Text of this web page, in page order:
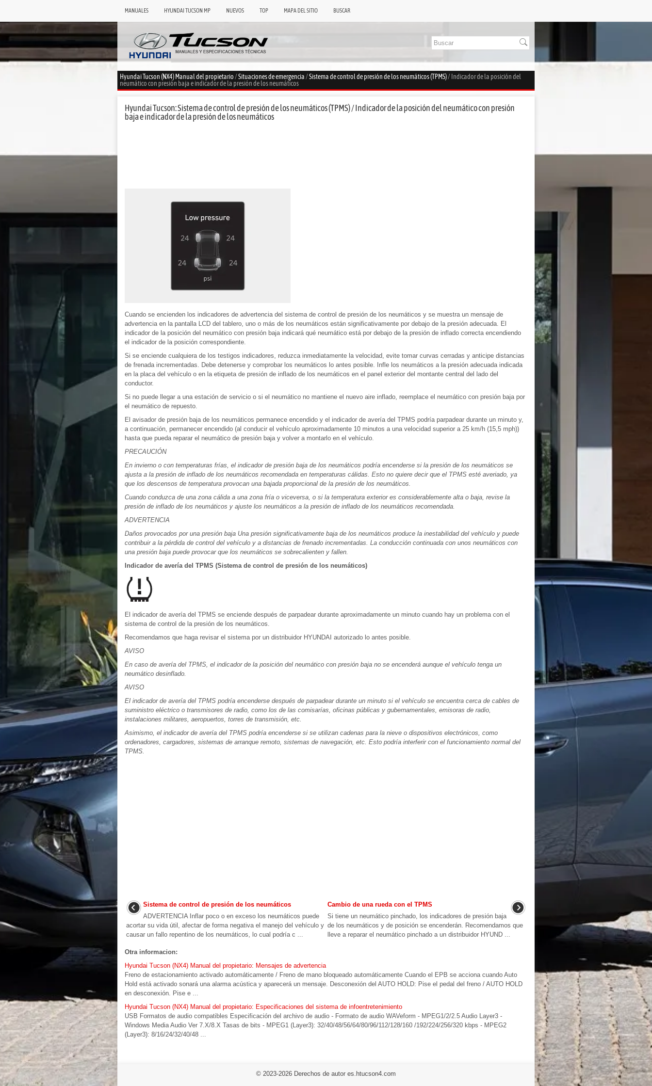
MANUALES HYUNDAI TUCSON MP NUEVOS TOP MAPA DEL SITIO BUSCAR
Hyundai Tucson (NX4) Manual del propietario/Situaciones de emergencia/Sistema de control de presión de los neumáticos (TPMS)/ Indicador de la posición del
neumático con presión baja e indicador de la presión de los neumáticos
Hyundai Tucson: Sistema de control de presión de los neumáticos (TPMS) / Indicador de la posición del neumático con presión
baja e indicador de la presión de los neumáticos
Cuando se encienden los indicadores de advertencia del sistema de control de presión de los neumáticos y se muestra un mensaje de
advertencia en la pantalla LCD del tablero, uno o más de los neumáticos están significativamente por debajo de la presión adecuada. El
indicador de la posición del neumático con presión baja indicará qué neumático está por debajo de la presión de inflado correcta encendiendo
el indicador de la posición correspondiente.
Si se enciende cualquiera de los testigos indicadores, reduzca inmediatamente la velocidad, evite tomar curvas cerradas y anticipe distancias
de frenada incrementadas. Debe detenerse y comprobar los neumáticos lo antes posible. Infle los neumáticos a la presión adecuada indicada
en la placa del vehículo o en la etiqueta de presión de inflado de los neumáticos en el panel exterior del montante central del lado del
conductor.
Si no puede llegar a una estación de servicio o si el neumático no mantiene el nuevo aire inflado, reemplace el neumático con presión baja por
el neumático de repuesto.
El avisador de presión baja de los neumáticos permanece encendido y el indicador de avería del TPMS podría parpadear durante un minuto y,
a continuación, permanecer encendido (al conducir el vehículo aproximadamente 10 minutos a una velocidad superior a 25 km/h (15,5 mph))
hasta que pueda reparar el neumático de presión baja y volver a montarlo en el vehículo.
PRECAUCIÓN
En invierno o con temperaturas frías, el indicador de presión baja de los neumáticos podría encenderse si la presión de los neumáticos se
ajusta a la presión de inflado de los neumáticos recomendada en temperaturas cálidas. Esto no quiere decir que el TPMS esté averiado, ya
que los descensos de temperatura provocan una bajada proporcional de la presión de los neumáticos.
Cuando conduzca de una zona cálida a una zona fría o viceversa, o si la temperatura exterior es considerablemente alta o baja, revise la
presión de inflado de los neumáticos y ajuste los neumáticos a la presión de inflado de los neumáticos recomendada.
ADVERTENCIA
Daños provocados por una presión baja Una presión significativamente baja de los neumáticos produce la inestabilidad del vehículo y puede
contribuir a la pérdida de control del vehículo y a distancias de frenado incrementadas. La conducción continuada con unos neumáticos con
una presión baja puede provocar que los neumáticos se sobrecalienten y fallen.
Indicador de avería del TPMS (Sistema de control de presión de los neumáticos)
El indicador de avería del TPMS se enciende después de parpadear durante aproximadamente un minuto cuando hay un problema con el
sistema de control de la presión de los neumáticos.
Recomendamos que haga revisar el sistema por un distribuidor HYUNDAI autorizado lo antes posible.
AVISO
En caso de avería del TPMS, el indicador de la posición del neumático con presión baja no se encenderá aunque el vehículo tenga un
neumático desinflado.
AVISO
El indicador de avería del TPMS podría encenderse después de parpadear durante un minuto si el vehículo se encuentra cerca de cables de
suministro eléctrico o transmisores de radio, como los de las comisarías, oficinas públicas y gubernamentales, emisoras de radio,
instalaciones militares, aeropuertos, torres de transmisión, etc.
Asimismo, el indicador de avería del TPMS podría encenderse si se utilizan cadenas para la nieve o dispositivos electrónicos, como
ordenadores, cargadores, sistemas de arranque remoto, sistemas de navegación, etc. Esto podría interferir con el funcionamiento normal del
TPMS.
Sistema de control de presión de los neumáticos
ADVERTENCIA Inflar poco o en exceso los neumáticos puede
acortar su vida útil, afectar de forma negativa el manejo del vehículo y
causar un fallo repentino de los neumáticos, lo cual podría c ...
Cambio de una rueda con el TPMS
Si tiene un neumático pinchado, los indicadores de presión baja
de los neumáticos y de posición se encenderán. Recomendamos que
lleve a reparar el neumático pinchado a un distribuidor HYUND ...
Otra informacion:
Hyundai Tucson (NX4) Manual del propietario: Mensajes de advertencia
Freno de estacionamiento activado automáticamente / Freno de mano bloqueado automáticamente Cuando el EPB se acciona cuando Auto
Hold está activado sonará una alarma acústica y aparecerá un mensaje. Desconexión del AUTO HOLD: Pise el pedal del freno / AUTO HOLD
en desconexión. Pise e ...
Hyundai Tucson (NX4) Manual del propietario: Especificaciones del sistema de infoentretenimiento
USB Formatos de audio compatibles Especificación del archivo de audio - Formato de audio WAVeform - MPEG1/2/2.5 Audio Layer3 -
Windows Media Audio Ver 7.X/8.X Tasas de bits - MPEG1 (Layer3): 32/40/48/56/64/80/96/112/128/160 /192/224/256/320 kbps - MPEG2
(Layer3): 8/16/24/32/40/48 ...
© 2023-2026 Derechos de autor es.htucson4.com